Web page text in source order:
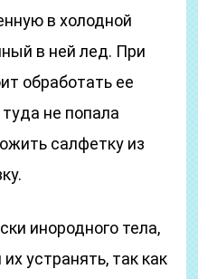
в холодной
в ней лед. При
обработать ее
не попала
салфетку из
инородного тела,
устранять, так как